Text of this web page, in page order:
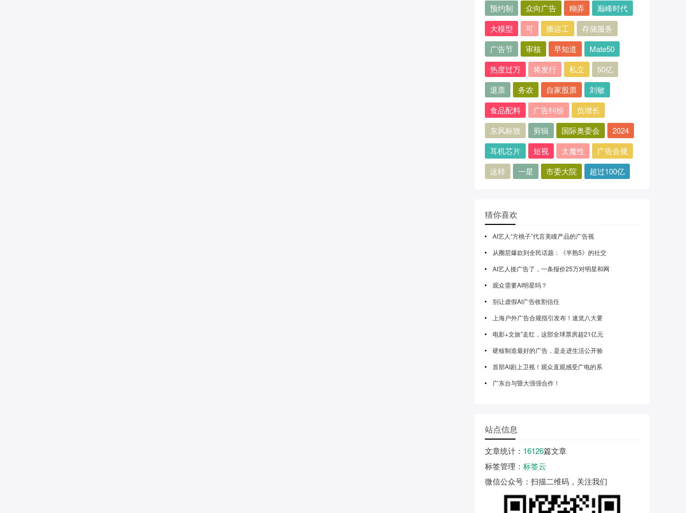
预约制
众向广告 糊弄
巅峰时代
大模型
可 搬运工
存储服务
广告节
审核 早知道
Mate50
热度过万
将发行 私立
50亿
退票
务农 自家股票
刘敏
食品配料
广告纠纷
负增长
东风标致
剪辑 国际奥委会
2024
耳机芯片
短视 太魔性
广告合规
这样
一星 市委大院 超过100亿
猜你喜欢
AI艺人“方桃子”代言美瞳产品的广告视
从圈层爆款到全民话题：《半熟5》的社交
AI艺人接广告了，一条报价25万对明星和网
观众需要AI明星吗？
别让虚假AI广告收割信任
上海户外广告合规指引发布！速览八大要
电影+文旅”走红，这部全球票房超21亿元
硬核制造最好的广告，是走进生活公开验
首部AI剧上卫视！观众直观感受广电的系
广东台与暨大强强合作！
站点信息
文章统计 ： 16126篇文章
标签管理 ： 标签云
微信公众号 ：扫描二维码，关注我们